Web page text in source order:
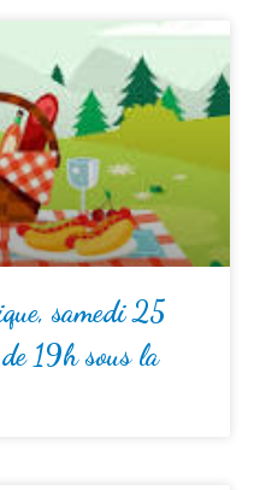
samedi 25
19h sous la